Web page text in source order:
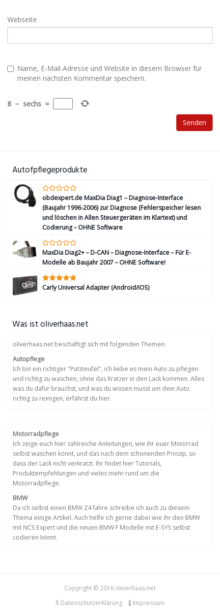
Webseite
Name, E-Mail-Adresse und Website in diesem Browser für
meinen nächsten Kommentar speichern.
8 − sechs =
Autofpflegeprodukte
obdexpert.de MaxDia Diag1 – Diagnose-Interface
(Baujahr 1996-2006) zur Diagnose (Fehlerspeicher lesen
und löschen in Allen Steuergeräten im Klartext) und
Codierung – OHNE Software
MaxDia Diag2+ – D-CAN – Diagnose-Interface – Für E-
Modelle ab Baujahr 2007 – OHNE Software!
Carly Universal Adapter (Android/iOS)
Was ist oliverhaas.net
oliverhaas.net beschäftigt sich mit folgenden Themen:
Autopflege
Ich bin ein richtiger "Putzteufel", ich liebe es mein Auto zu pflegen
und richtig zu waschen, ohne das Kratzer in den Lack kommen. Alles
was du dafür brauchst, und was du wissen musst um dein Auto
richtig zu reinigen, erfährst du hier.
Motorradpflege
Ich zeige euch hier zahlreiche Anleitungen, wie ihr euer Motorrad
selbst waschen könnt, und das nach dem schonenden Prinzip, so
dass der Lack nicht verkratzt. Ihr findet hier Tutorials,
Produktempfehlungen und vieles mehr rund um die
Motorradpflege.
BMW
Da ich selbst einen BMW Z4 fahre schreibe ich auch zu diesem
Thema einige Artikel. Auch helfe ich gerne dabei wie ihr den BMW
mit NCS Expert und die neuen BMW F Modelle mit E-SYS selbst
codieren könnt.
Copyright © 2016 oliverhaas.net
§ Datenschutzerklärung
Impressum